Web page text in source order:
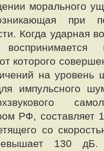
морального
при
Когда ударная
которого
на уровень
импульсного
РФ, составляет
со
130